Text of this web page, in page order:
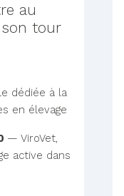
au
tour
dédiée à la
en élevage
— ViroVet,
active dans